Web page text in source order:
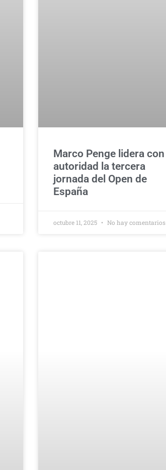
Marco Penge lidera con
autoridad la tercera
jornada del Open de
España
octubre 11, 2025 No hay comentarios